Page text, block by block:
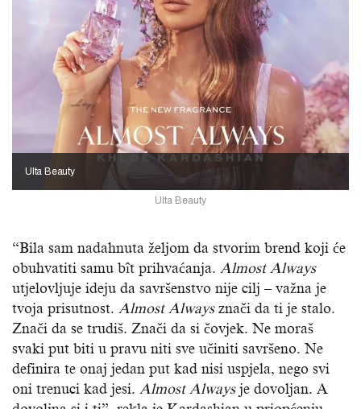
Ulta Beauty
Ulta Beauty
“Bila sam nadahnuta željom da stvorim brend koji će
obuhvatiti samu bît prihvaćanja. Almost Always
utjelovljuje ideju da savršenstvo nije cilj – važna je
tvoja prisutnost. Almost Alwaysznači da ti je stalo.
Znači da se trudiš. Znači da si čovjek. Ne moraš
svaki put biti u pravu niti sve učiniti savršeno. Ne
definira te onaj jedan put kad nisi uspjela, nego svi
oni trenuci kad jesi. Almost Alwaysje dovoljan. A